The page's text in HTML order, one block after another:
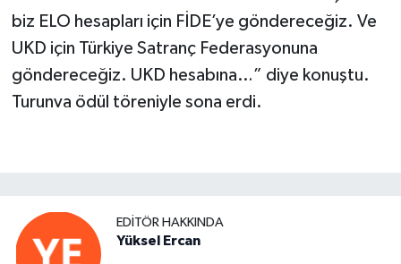
biz ELO hesapları için FİDE’ye göndereceğiz. Ve
UKD için Türkiye Satranç Federasyonuna
göndereceğiz. UKD hesabına…” diye konuştu.
Turunva ödül töreniyle sona erdi.
EDITÖR HAKKINDA
Yüksel Ercan